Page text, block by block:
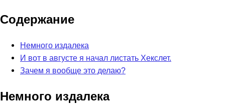
Содержание
Немного издалека
И вот в августе я начал листать Хекслет.
Зачем я вообще это делаю?
Немного издалека